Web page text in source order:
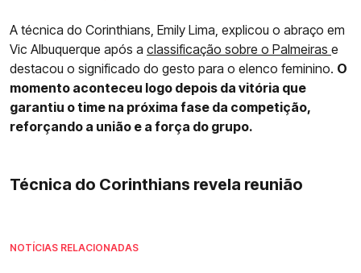
A técnica do Corinthians, Emily Lima, explicou o abraço em
Vic Albuquerque após a classificação sobre o Palmeiras e
destacou o significado do gesto para o elenco feminino. O
momento aconteceu logo depois da vitória que
garantiu o time na próxima fase da competição,
reforçando a união e a força do grupo.
Técnica do Corinthians revela reunião
NOTÍCIAS RELACIONADAS